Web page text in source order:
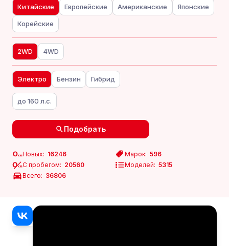
Китайские Европейские Американские Японские
Корейские
2WD 4WD
Электро Бензин Гибрид
до 160 л.c.
Подобрать
Новых: 16246
С пробегом: 20560
Всего: 36806
Марок: 596
Моделей: 5315